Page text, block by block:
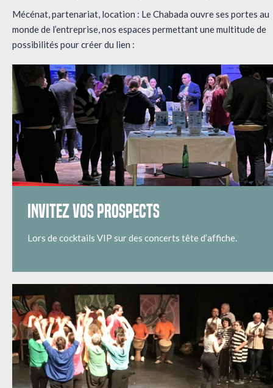
Mécénat, partenariat, location : Le Chabada ouvre ses portes au
monde de l’entreprise, nos espaces permettant une multitude de
possibilités pour créer du lien :
INVITEZ VOS PROSPECTS
Lors de cocktails VIP sur des concerts tête d’affiche.